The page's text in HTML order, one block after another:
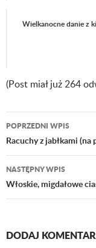
Wielkanocne danie z
(Post miał już 264
Nawigacja
wpisu
POPRZEDNI WPIS
Racuchy z jabłkami (na
NASTĘPNY WPIS
Włoskie, migdałowe
DODAJ